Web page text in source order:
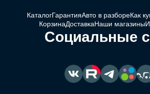
КаталогГарантияАвто в разбореКак
КорзинаДоставкаНаши магазины
Социальные